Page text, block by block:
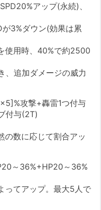
アップ(永続)、
3%ダウン(効果は累
時、40%で約2500
ダメージの威力
攻撃+轟雷1つ付与
付与(2T)
数に応じて割合アッ
～36%+HP20～36%
てアップ。最大5人で